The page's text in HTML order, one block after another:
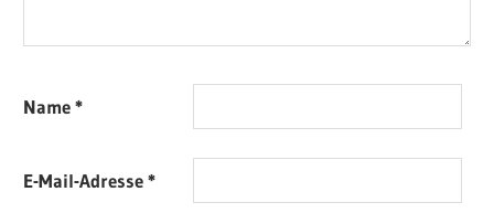
Name*
E-Mail-Adresse*